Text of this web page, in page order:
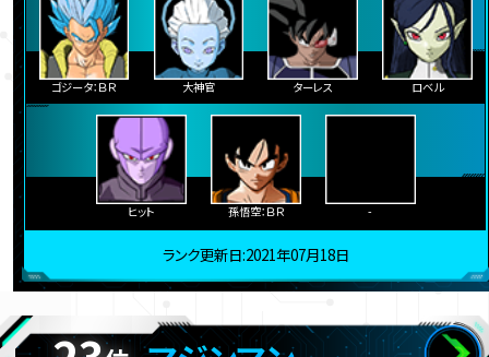
ゴジータ：ＢＲ 大神官 ターレス ロベル
ヒット 孫悟空：ＢＲ -
ランク更新日:2021年07月18日